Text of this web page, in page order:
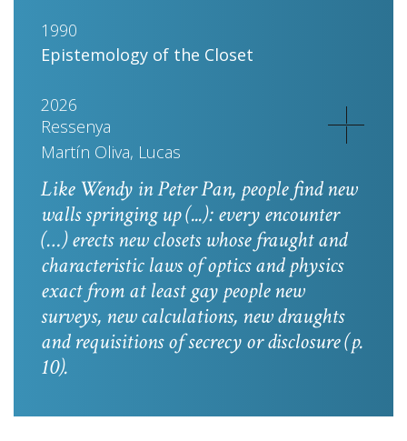
1990
Epistemology of the Closet
2026
Ressenya
Martín Oliva, Lucas
Like Wendy inPeter Pan, people find new
walls springing up (...): every encounter
(…) erects new closets whose fraught and
characteristic laws of optics and physics
exact from at least gay people new
surveys, new calculations, new draughts
and requisitions of secrecy or disclosure(p.
10).